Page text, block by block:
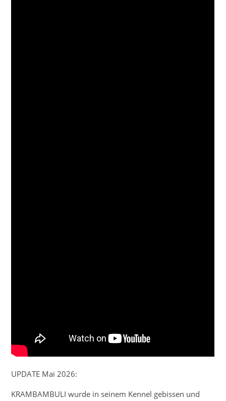
UPDATE Mai 2026:
KRAMBAMBULI wurde in seinem Kennel gebissen und